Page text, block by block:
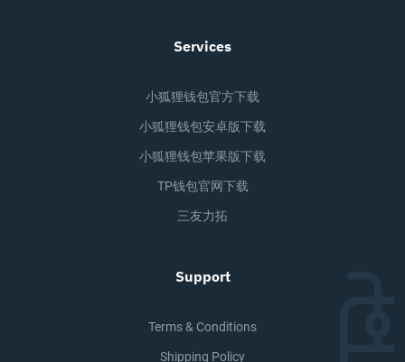
Services
小狐狸钱包官方下载
小狐狸钱包安卓版下载
小狐狸钱包苹果版下载
TP钱包官网下载
三友力拓
Support
Terms & Conditions
Shipping Policy